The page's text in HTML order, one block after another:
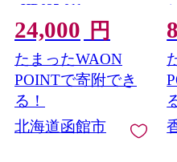
_HD025-011
24,000 円
たまったWAON
POINTで寄附でき
る！
北海道函館市